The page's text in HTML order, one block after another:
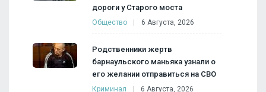
дороги у Старого моста
Общество 6 Августа, 2026
Родственники жертв
барнаульского маньяка узнали о
его желании отправиться на СВО
Криминал 6 Августа, 2026